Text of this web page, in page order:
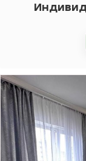
Вигідна
гомінкого
відділення банку,
площа, ринок,
valion.ua/1153098